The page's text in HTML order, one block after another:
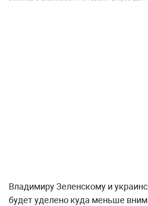
Владимиру Зеленскому и
будет уделено куда меньше